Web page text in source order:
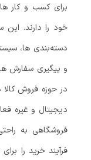
برای کسب‌ و کار
خود را دارند.
دسته‌بندی‌ ها،
و پیگیری سفارش‌
در حوزه فروش کالا
دیجیتال و غیره
فروشگاهی به
فرآیند خرید را